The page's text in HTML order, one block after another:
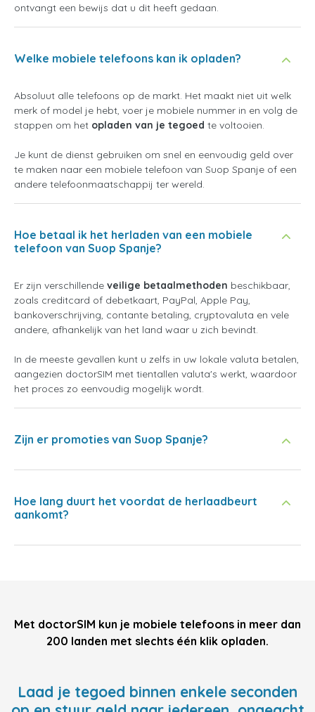
ontvangt een bewijs dat u dit heeft gedaan.
Welke mobiele telefoons kan ik opladen?
Absoluut alle telefoons op de markt. Het maakt niet uit welk
merk of model je hebt, voer je mobiele nummer in en volg de
stappen om het opladen van je tegoed te voltooien.
Je kunt de dienst gebruiken om snel en eenvoudig geld over
te maken naar een mobiele telefoon van Suop Spanje of een
andere telefoonmaatschappij ter wereld.
Hoe betaal ik het herladen van een mobiele
telefoon van Suop Spanje?
Er zijn verschillende veilige betaalmethoden beschikbaar,
zoals creditcard of debetkaart, PayPal, Apple Pay,
bankoverschrijving, contante betaling, cryptovaluta en vele
andere, afhankelijk van het land waar u zich bevindt.
In de meeste gevallen kunt u zelfs in uw lokale valuta betalen,
aangezien doctorSIM met tientallen valuta's werkt, waardoor
het proces zo eenvoudig mogelijk wordt.
Zijn er promoties van Suop Spanje?
Hoe lang duurt het voordat de herlaadbeurt
aankomt?
Met doctorSIM kun je mobiele telefoons in meer dan
200 landen met slechts één klik opladen.
Laad je tegoed binnen enkele seconden